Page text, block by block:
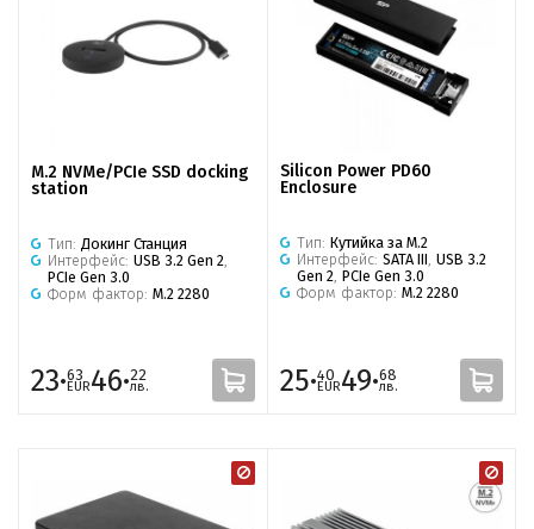
M.2 NVMe/PCIe SSD docking
station
Тип: Докинг Станция
Интерфейс: USB 3.2 Gen 2
PCIe Gen 3.0
Форм фактор: M.2 2280
23·63
EUR46·22
лв.
Silicon Power PD60
Enclosure
Тип: Кутийка за M.2
Интерфейс: SATA III USB 3.2
Gen 2 PCIe Gen 3.0
Форм фактор: M.2 2280
25·40
EUR49·68
лв.